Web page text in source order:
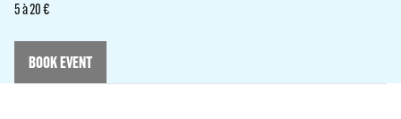
5 à 20 €
BOOK EVENT